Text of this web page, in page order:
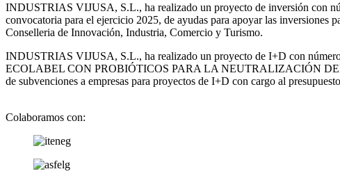
INDUSTRIAS VIJUSA, S.L., ha realizado un proyecto de inversión con
convocatoria para el ejercicio 2025, de ayudas para apoyar las inversiones
Conselleria de Innovación, Industria, Comercio y Turismo.
INDUSTRIAS VIJUSA, S.L., ha realizado un proyecto de I+D con
ECOLABEL CON PROBIÓTICOS PARA LA NEUTRALIZACIÓN DEL
de subvenciones a empresas para proyectos de I+D con cargo al
Colaboramos con: